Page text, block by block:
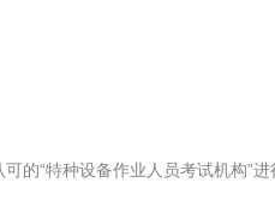
的“特种设备作业人员考试机构”进